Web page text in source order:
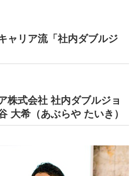
ャリア流「社内ダブルジ
株式会社 社内ダブルジョ
大希（あぶらや たいき）